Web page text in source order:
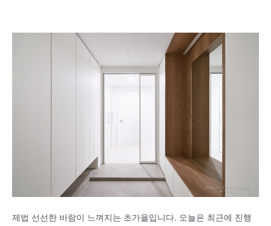
제법 선선한 바람이 느껴지는 초가을입니다. 오늘은 최근에 진행